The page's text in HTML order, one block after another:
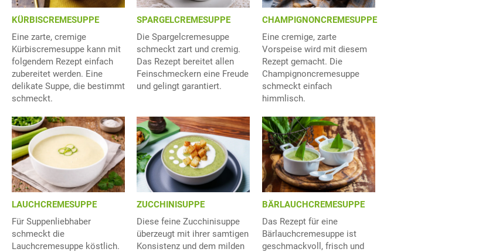
KÜRBISCREMESUPPE
Eine zarte, cremige
Kürbiscremesuppe kann mit
folgendem Rezept einfach
zubereitet werden. Eine
delikate Suppe, die bestimmt
schmeckt.
SPARGELCREMESUPPE
Die Spargelcremesuppe
schmeckt zart und cremig.
Das Rezept bereitet allen
Feinschmeckern eine Freude
und gelingt garantiert.
CHAMPIGNONCREMESUPPE
Eine cremige, zarte
Vorspeise wird mit diesem
Rezept gemacht. Die
Champignoncremesuppe
schmeckt einfach
himmlisch.
LAUCHCREMESUPPE
Für Suppenliebhaber
schmeckt die
Lauchcremesuppe köstlich.
ZUCCHINISUPPE
Diese feine Zucchinisuppe
überzeugt mit ihrer samtigen
Konsistenz und dem milden
BÄRLAUCHCREMESUPPE
Das Rezept für eine
Bärlauchcremesuppe ist
geschmackvoll, frisch und